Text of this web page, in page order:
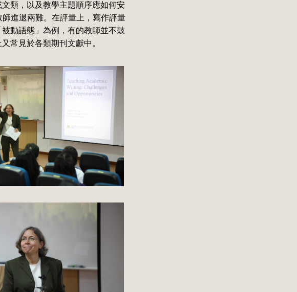
類，以及教學主題順序應如何安
進退兩難。在評量上，寫作評量
動語態」為例，有的教師並不鼓
常見於各類期刊文獻中。